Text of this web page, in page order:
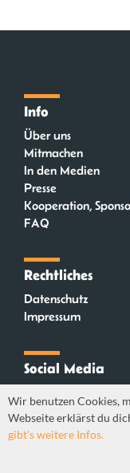
Info
Über uns
Mitmachen
In den Medien
Presse
Kooperation,
FAQ
Rechtliches
Datenschutz
Impressum
Social Media
Mastodon
Wir benutzen Cookies,
Webseite erklärst du
gibt's weitere Infos.